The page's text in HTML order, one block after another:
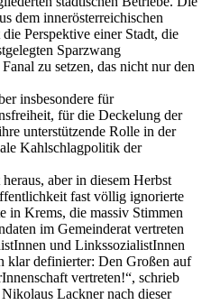
dem innerösterreichischen
Perspektive einer Stadt, die
Sparzwang
zu setzen, das nicht nur den
insbesondere für
für die Deckelung der
unterstützende Rolle in der
Kahlschlagpolitik der
aber in diesem Herbst
fast völlig ignorierte
in Krems, die massiv Stimmen
im Gemeinderat vertreten
und LinkssozialistInnen
klar definierter: Den Großen auf
vertreten!“, schrieb
Lackner nach dieser